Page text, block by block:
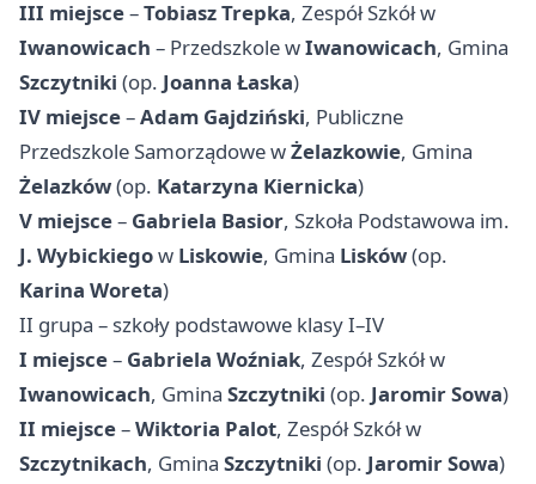
III miejsce–Tobiasz Trepka, Zespół Szkół w
Iwanowicach – Przedszkole wIwanowicach, Gmina
Szczytniki (op. Joanna Łaska)
IV miejsce–Adam Gajdziński, Publiczne
Przedszkole Samorządowe wŻelazkowie, Gmina
Żelazków(op. Katarzyna Kiernicka)
V miejsce– Gabriela Basior, Szkoła Podstawowa im.
J. Wybickiegow Liskowie, Gmina Lisków(op.
Karina Woreta)
II grupa – szkoły podstawowe klasy I–IV
I miejsce– Gabriela Woźniak, Zespół Szkół w
Iwanowicach, Gmina Szczytniki (op. Jaromir Sowa)
II miejsce–Wiktoria Palot, Zespół Szkół w
Szczytnikach, Gmina Szczytniki (op. Jaromir Sowa)